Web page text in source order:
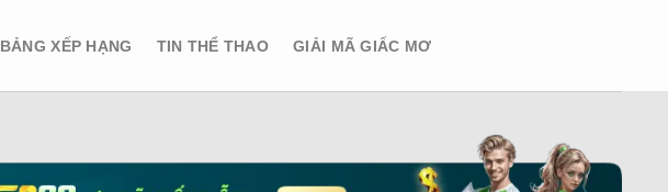
BẢNG XẾP HẠNG TIN THỂ THAO GIẢI MÃ GIẤC MƠ